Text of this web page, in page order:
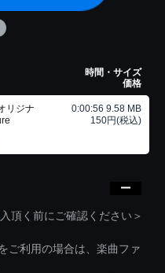
時間・サイズ
価格
リジナ
0:00:56 9.58 MB
150円(税込)
頂く前にご確認ください＞
ご利用の場合は、楽曲ファ